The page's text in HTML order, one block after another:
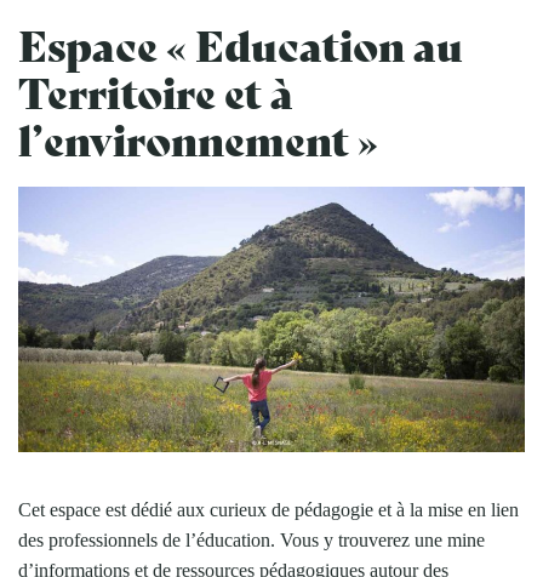
Espace « Education au
Territoire et à
l’environnement »
Cet espace est dédié aux curieux de pédagogie et à la mise en lien
des professionnels de l’éducation. Vous y trouverez une mine
d’informations et de ressources pédagogiques autour des